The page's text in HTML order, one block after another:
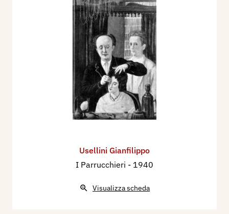
Usellini Gianfilippo
I Parrucchieri - 1940
Visualizza scheda